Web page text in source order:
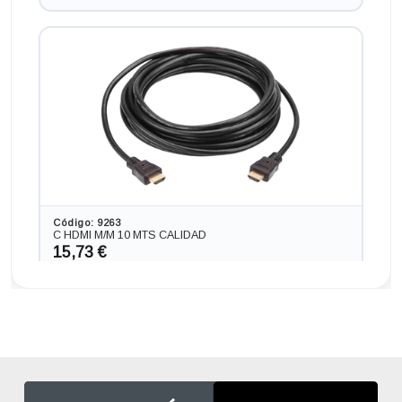
procesador INTEL CORE I7 - 7700 4.2 GHZ (7ª
Generación), memoria DDR4, Salidas gráficas: HDMI+DP
-235,95€ más barato
Código: 9263
C HDMI M/M 10 MTS CALIDAD
15,73 €